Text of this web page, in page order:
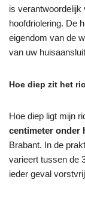
is verantwoordelijk
hoofdriolering. De
eigendom van de
van uw
Hoe diep zit het
Hoe diep ligt mijn
centimeter onder
Brabant. In de
varieert tussen de
ieder geval